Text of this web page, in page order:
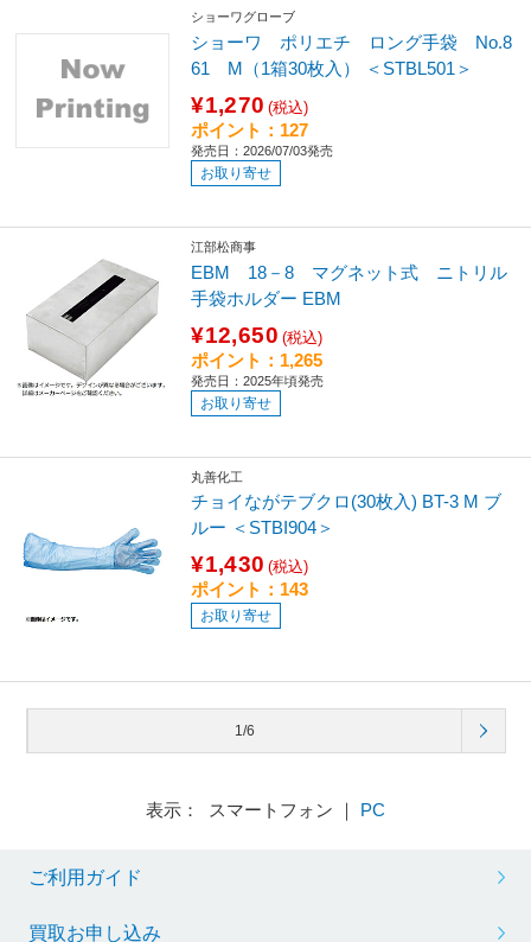
ショーワグローブ
ショーワ ポリエチ ロング手袋 No.8
61 M（1箱30枚入） ＜STBL501＞
¥1,270 (税込)
ポイント：127
発売日：2026/07/03発売
お取り寄せ
江部松商事
EBM 18－8 マグネット式 ニトリル
手袋ホルダー EBM
¥12,650 (税込)
ポイント：1,265
発売日：2025年頃発売
お取り寄せ
丸善化工
チョイながテブクロ(30枚入) BT-3 M ブ
ルー ＜STBI904＞
¥1,430 (税込)
ポイント：143
お取り寄せ
1/6
表示： スマートフォン ｜ PC
ご利用ガイド
買取お申し込み